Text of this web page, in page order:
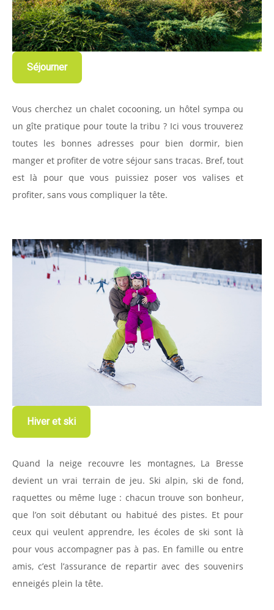
Séjourner
Vous cherchez un chalet cocooning, un hôtel sympa ou
un gîte pratique pour toute la tribu ? Ici vous trouverez
toutes les bonnes adresses pour bien dormir, bien
manger et profiter de votre séjour sans tracas. Bref, tout
est là pour que vous puissiez poser vos valises et
profiter, sans vous compliquer la tête.
Hiver et ski
Quand la neige recouvre les montagnes, La Bresse
devient un vrai terrain de jeu. Ski alpin, ski de fond,
raquettes ou même luge : chacun trouve son bonheur,
que l’on soit débutant ou habitué des pistes. Et pour
ceux qui veulent apprendre, les écoles de ski sont là
pour vous accompagner pas à pas. En famille ou entre
amis, c’est l’assurance de repartir avec des souvenirs
enneigés plein la tête.